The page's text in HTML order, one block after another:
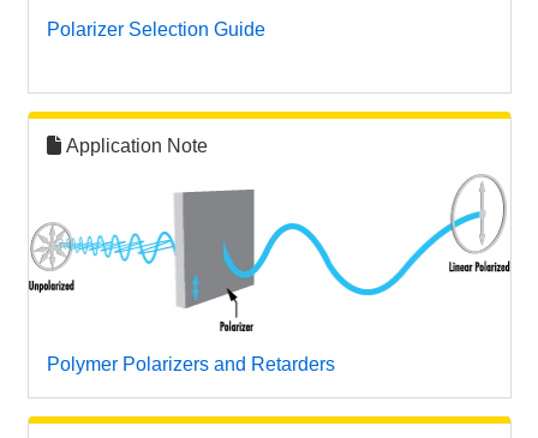
Polarizer Selection Guide
Application Note
Polymer Polarizers and Retarders